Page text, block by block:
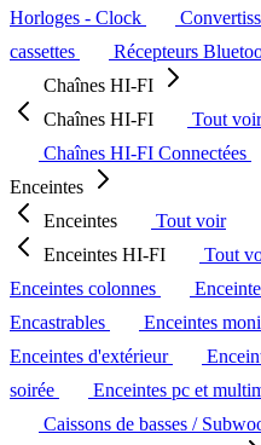
Horloges - Clock
cassettes
Récepteurs
Chaînes HI-FI
Chaînes HI-FI
Tout voir
Chaînes HI-FI Connectées
Enceintes
Enceintes
Tout voir
Enceintes HI-FI
Tout
Enceintes colonnes
Encastrables
Enceintes
Enceintes d'extérieur
soirée
Enceintes pc et
Caissons de basses /